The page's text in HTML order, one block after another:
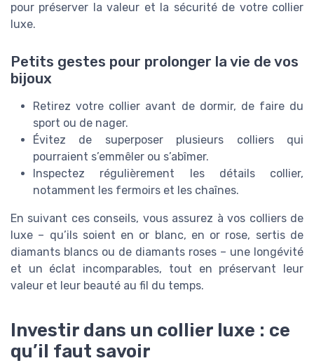
pour préserver la valeur et la sécurité de votre collier
luxe.
Petits gestes pour prolonger la vie de vos
bijoux
Retirez votre collier avant de dormir, de faire du
sport ou de nager.
Évitez de superposer plusieurs colliers qui
pourraient s’emmêler ou s’abîmer.
Inspectez régulièrement les détails collier,
notamment les fermoirs et les chaînes.
En suivant ces conseils, vous assurez à vos colliers de
luxe – qu’ils soient en or blanc, en or rose, sertis de
diamants blancs ou de diamants roses – une longévité
et un éclat incomparables, tout en préservant leur
valeur et leur beauté au fil du temps.
Investir dans un collier luxe : ce
qu’il faut savoir